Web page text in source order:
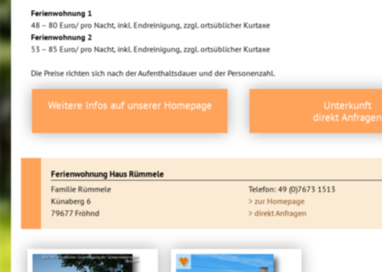
Ferienwohnung 1
48 – 80 Euro/ pro Nacht, inkl. Endreinigung, zzgl. ortsüblicher Kurtaxe
Ferienwohnung 2
53 – 85 Euro/ pro Nacht, inkl. Endreinigung, zzgl. ortsüblicher Kurtaxe
Die Preise richten sich nach der Aufenthaltsdauer und der Personenzahl.
Weitere Infos auf unserer Homepage
Unterkunft
direkt Anfragen
Ferienwohnung Haus Rümmele
Familie Rümmele
Künaberg 6
79677 Fröhnd
Telefon: 49 (0)7673 1513
> zur Homepage
> direkt Anfragen
Bild: Mit freundlicher Genehmigung der Schwarzwaldregion
Belchen
♥